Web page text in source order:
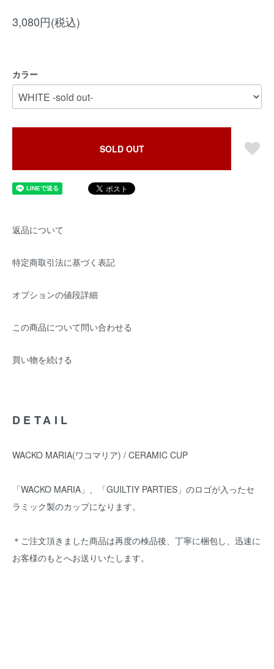
3,080円(税込)
カラー
SOLD OUT
返品について
特定商取引法に基づく表記
オプションの値段詳細
この商品について問い合わせる
買い物を続ける
DETAIL
WACKO MARIA(ワコマリア) / CERAMIC CUP
「WACKO MARIA」、「GUILTIY PARTIES」のロゴが入ったセ
ラミック製のカップになります。
＊ご注文頂きました商品は再度の検品後、丁寧に梱包し、迅速に
お客様のもとへお送りいたします。